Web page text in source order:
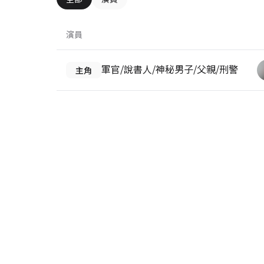
演員
主角 軍官/說書人/神秘男子/父親/刑警